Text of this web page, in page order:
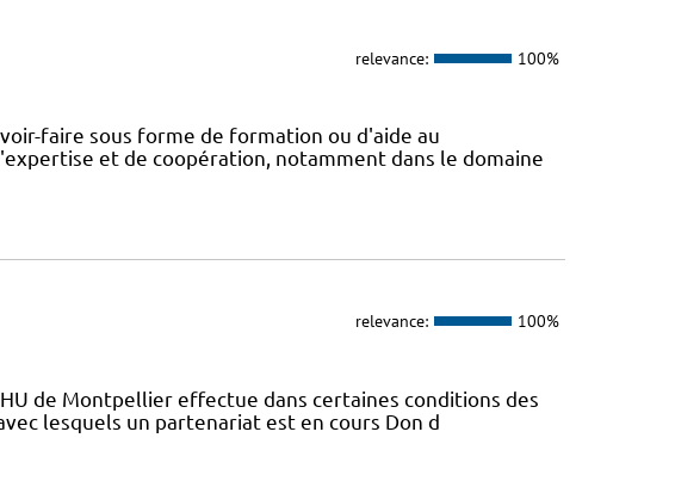
relevance: 100%
faire sous forme de formation ou d'aide au
et de coopération, notamment dans le domaine
relevance: 100%
de Montpellier effectue dans certaines conditions des
lesquels un partenariat est en cours Don d